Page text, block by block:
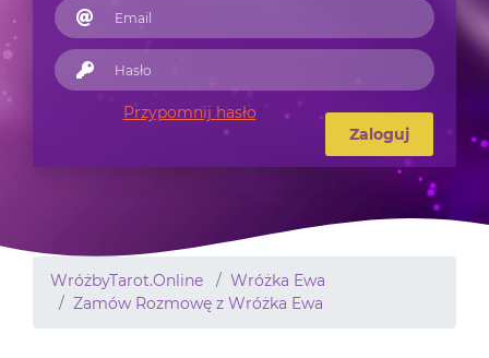
Przypomnij hasło
Zaloguj
WróżbyTarot.Online
Wróżka Ewa
Zamów Rozmowę z Wróżka Ewa